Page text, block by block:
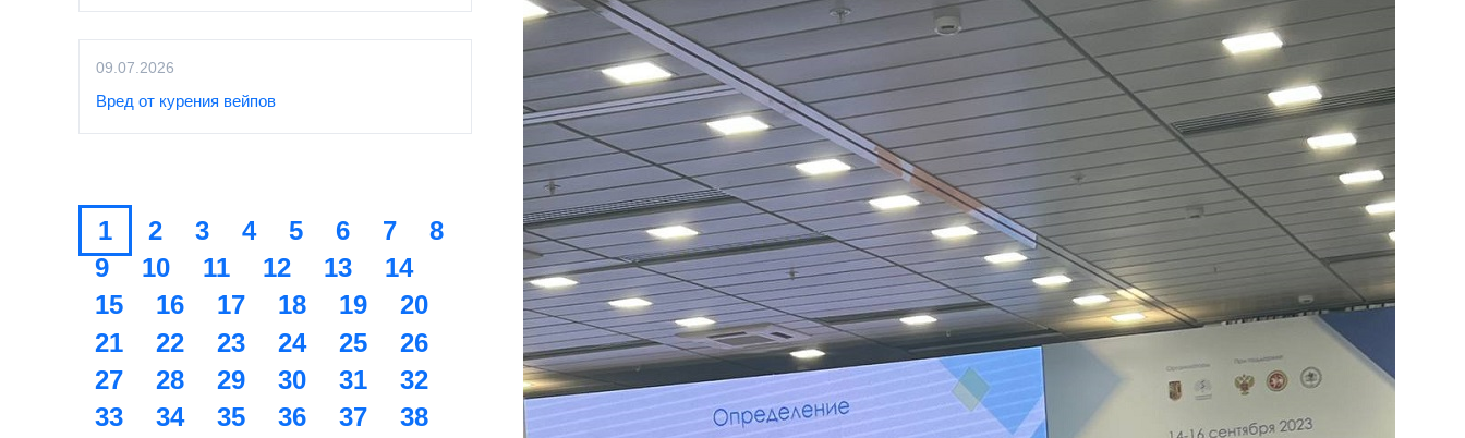
09.07.2026
Вред от курения вейпов
1 2 3 4 5 6 7
8
9
10 11 12 13
14
15
16 17 18 19
20
21
22 23 24 25
26
27
28 29 30 31
32
33
34 35 36 37
38